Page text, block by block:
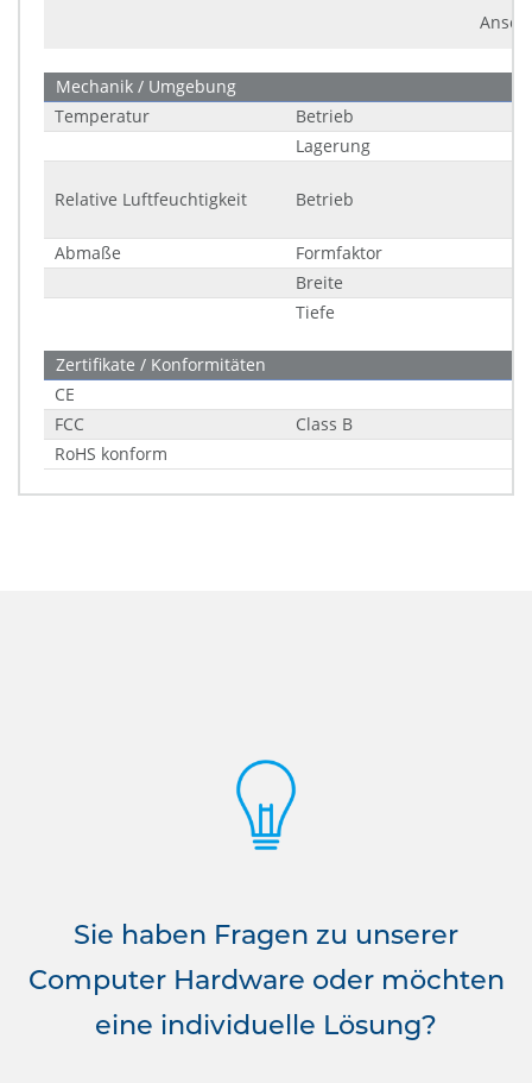
Mechanik / Umgebung
Temperatur
Betrieb
Lagerung
Relative Luftfeuchtigkeit Betrieb
Abmaße
Formfaktor
Breite
Tiefe
Zertifikate / Konformitäten
CE
FCC
Class B
RoHS konform
Sie haben Fragen zu unserer
Computer Hardware oder möchten
eine individuelle Lösung?